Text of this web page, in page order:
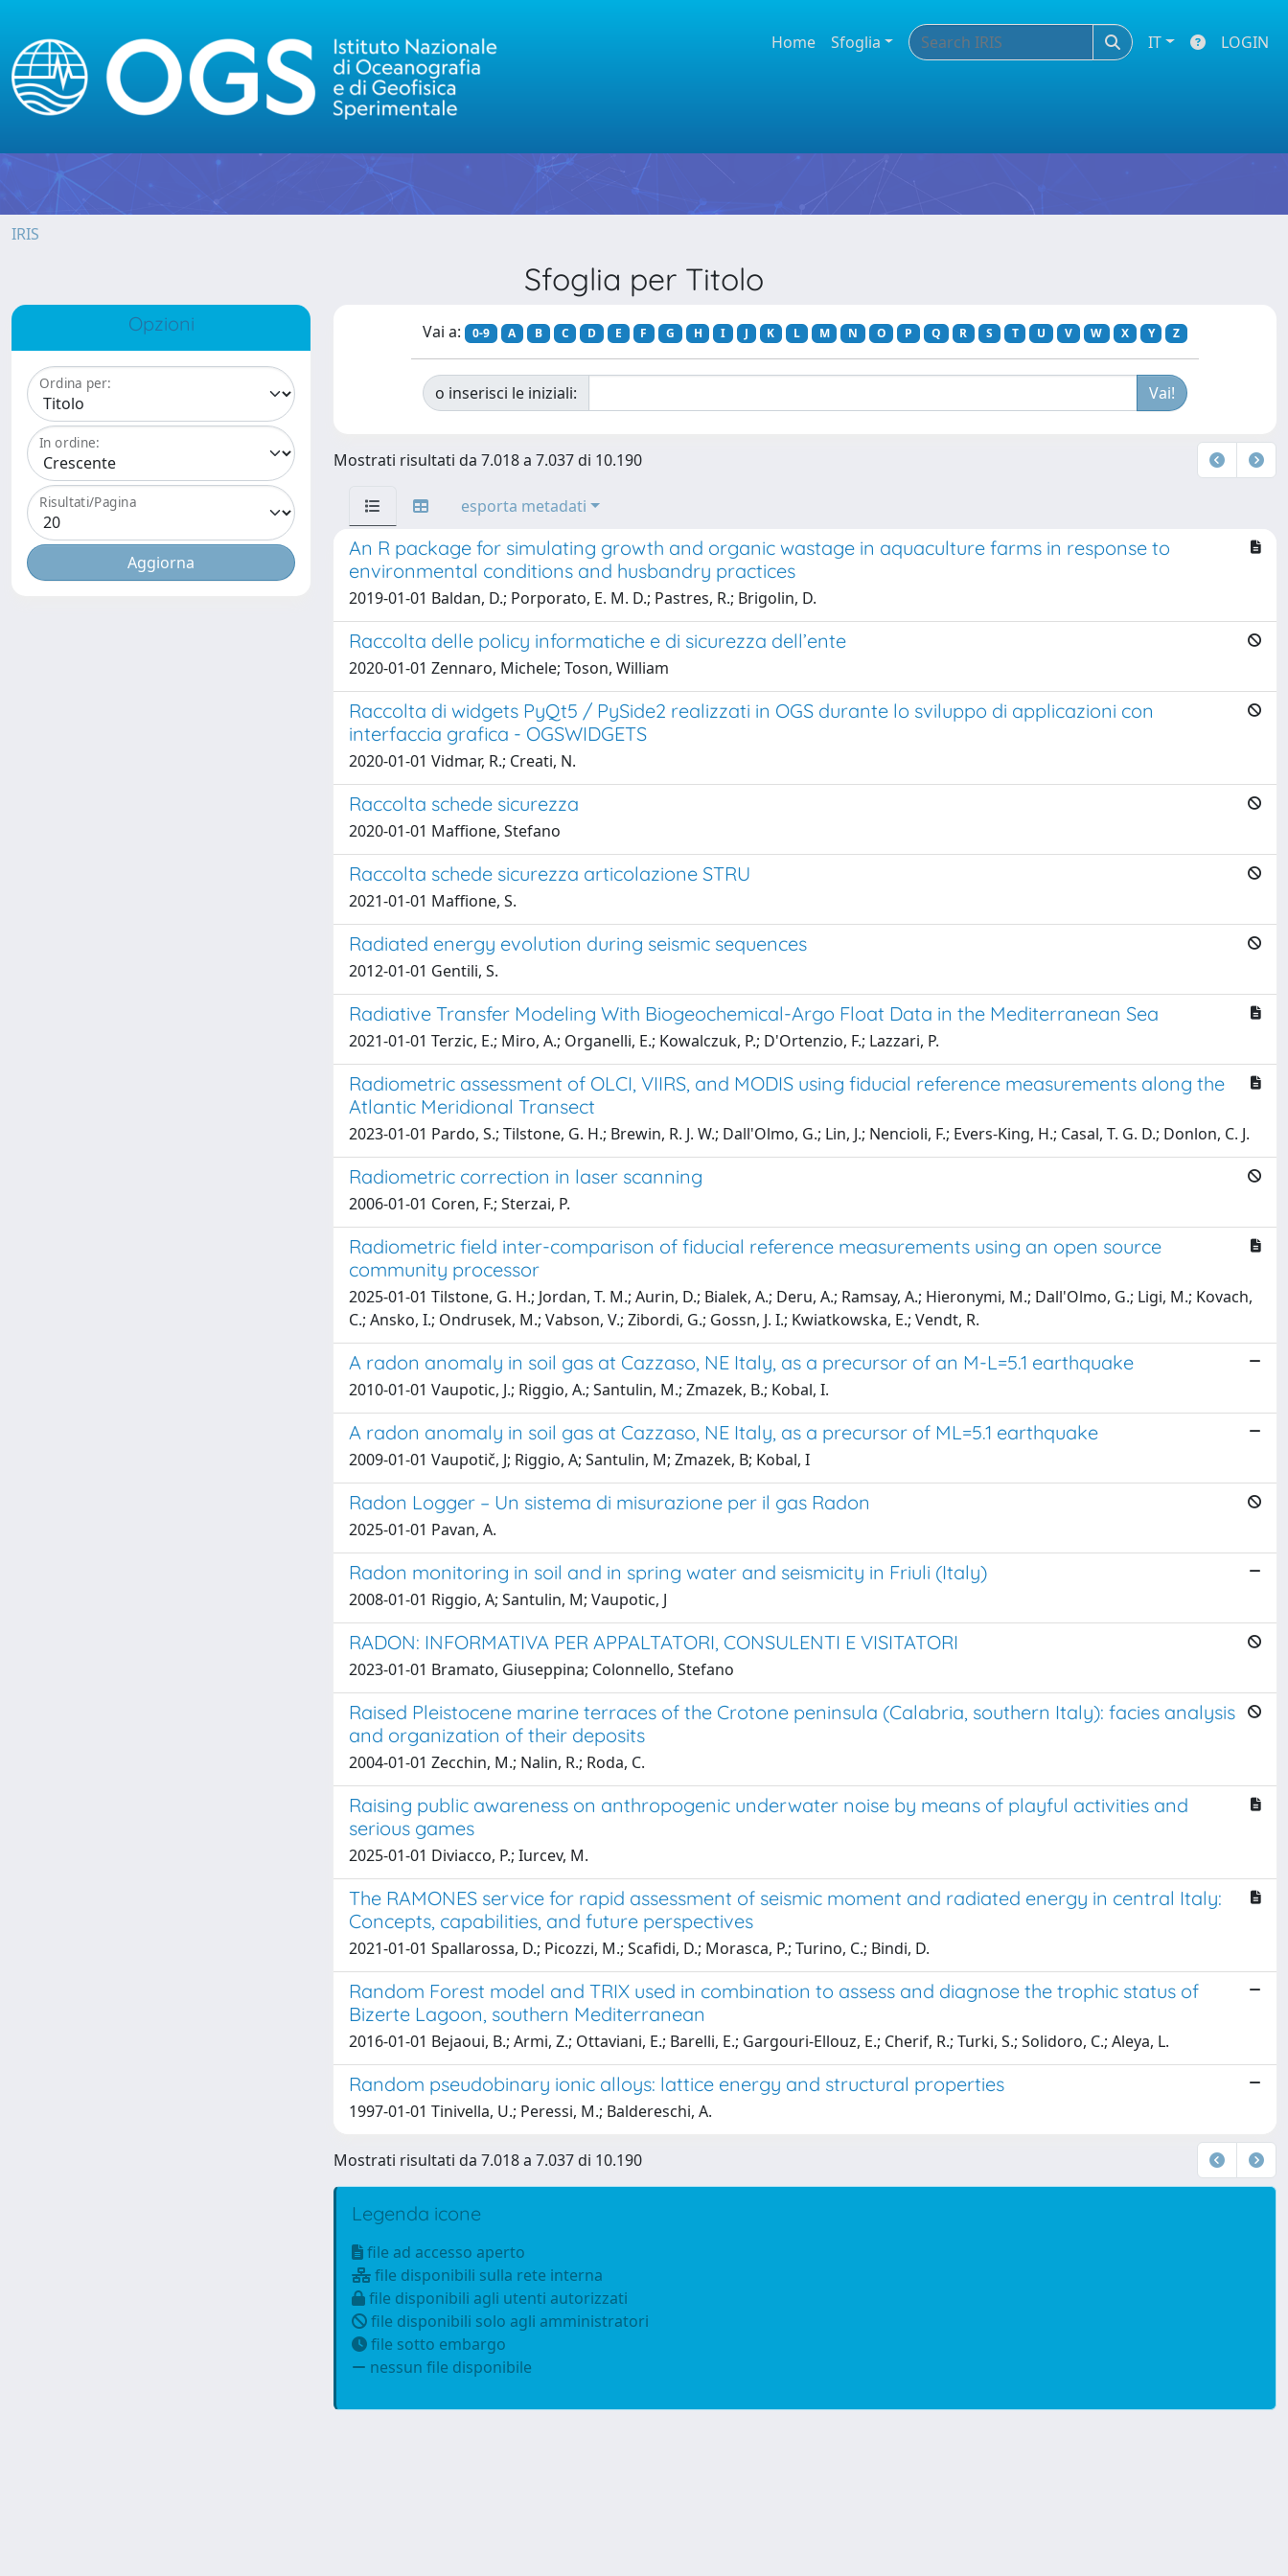
Home Sfoglia IT LOGIN
IRIS
Sfoglia per Titolo
Opzioni
Ordina per:
In ordine:
Risultati/Pagina
Vai a: 0-9 A B C D E F G H I J K L M N O P Q R S T U V W X Y Z
o inserisci le iniziali:
Mostrati risultati da 7.018 a 7.037 di 10.190
esporta metadati
An R package for simulating growth and organic wastage in aquaculture farms in response to
environmental conditions and husbandry practices
2019-01-01 Baldan, D.; Porporato, E. M. D.; Pastres, R.; Brigolin, D.
Raccolta delle policy informatiche e di sicurezza dell’ente
2020-01-01 Zennaro, Michele; Toson, William
Raccolta di widgets PyQt5 / PySide2 realizzati in OGS durante lo sviluppo di applicazioni con
interfaccia grafica - OGSWIDGETS
2020-01-01 Vidmar, R.; Creati, N.
Raccolta schede sicurezza
2020-01-01 Maffione, Stefano
Raccolta schede sicurezza articolazione STRU
2021-01-01 Maffione, S.
Radiated energy evolution during seismic sequences
2012-01-01 Gentili, S.
Radiative Transfer Modeling With Biogeochemical-Argo Float Data in the Mediterranean Sea
2021-01-01 Terzic, E.; Miro, A.; Organelli, E.; Kowalczuk, P.; D'Ortenzio, F.; Lazzari, P.
Radiometric assessment of OLCI, VIIRS, and MODIS using fiducial reference measurements along the
Atlantic Meridional Transect
2023-01-01 Pardo, S.; Tilstone, G. H.; Brewin, R. J. W.; Dall'Olmo, G.; Lin, J.; Nencioli, F.; Evers-King, H.; Casal, T. G. D.; Donlon, C. J.
Radiometric correction in laser scanning
2006-01-01 Coren, F.; Sterzai, P.
Radiometric field inter-comparison of fiducial reference measurements using an open source
community processor
2025-01-01 Tilstone, G. H.; Jordan, T. M.; Aurin, D.; Bialek, A.; Deru, A.; Ramsay, A.; Hieronymi, M.; Dall'Olmo, G.; Ligi, M.; Kovach,
C.; Ansko, I.; Ondrusek, M.; Vabson, V.; Zibordi, G.; Gossn, J. I.; Kwiatkowska, E.; Vendt, R.
A radon anomaly in soil gas at Cazzaso, NE Italy, as a precursor of an M-L=5.1 earthquake
2010-01-01 Vaupotic, J.; Riggio, A.; Santulin, M.; Zmazek, B.; Kobal, I.
A radon anomaly in soil gas at Cazzaso, NE Italy, as a precursor of ML=5.1 earthquake
2009-01-01 Vaupotič, J; Riggio, A; Santulin, M; Zmazek, B; Kobal, I
Radon Logger – Un sistema di misurazione per il gas Radon
2025-01-01 Pavan, A.
Radon monitoring in soil and in spring water and seismicity in Friuli (Italy)
2008-01-01 Riggio, A; Santulin, M; Vaupotic, J
RADON: INFORMATIVA PER APPALTATORI, CONSULENTI E VISITATORI
2023-01-01 Bramato, Giuseppina; Colonnello, Stefano
Raised Pleistocene marine terraces of the Crotone peninsula (Calabria, southern Italy): facies analysis
and organization of their deposits
2004-01-01 Zecchin, M.; Nalin, R.; Roda, C.
Raising public awareness on anthropogenic underwater noise by means of playful activities and
serious games
2025-01-01 Diviacco, P.; Iurcev, M.
The RAMONES service for rapid assessment of seismic moment and radiated energy in central Italy:
Concepts, capabilities, and future perspectives
2021-01-01 Spallarossa, D.; Picozzi, M.; Scafidi, D.; Morasca, P.; Turino, C.; Bindi, D.
Random Forest model and TRIX used in combination to assess and diagnose the trophic status of
Bizerte Lagoon, southern Mediterranean
2016-01-01 Bejaoui, B.; Armi, Z.; Ottaviani, E.; Barelli, E.; Gargouri-Ellouz, E.; Cherif, R.; Turki, S.; Solidoro, C.; Aleya, L.
Random pseudobinary ionic alloys: lattice energy and structural properties
1997-01-01 Tinivella, U.; Peressi, M.; Baldereschi, A.
Mostrati risultati da 7.018 a 7.037 di 10.190
Legenda icone
file ad accesso aperto
file disponibili sulla rete interna
file disponibili agli utenti autorizzati
file disponibili solo agli amministratori
file sotto embargo
nessun file disponibile